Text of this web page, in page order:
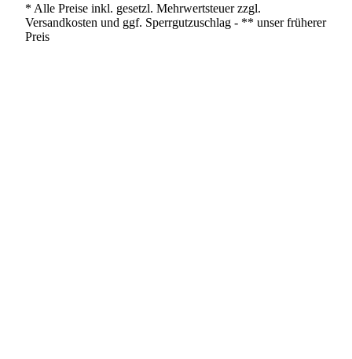
* Alle Preise inkl. gesetzl. Mehrwertsteuer zzgl.
Versandkosten und ggf. Sperrgutzuschlag - ** unser früherer
Preis